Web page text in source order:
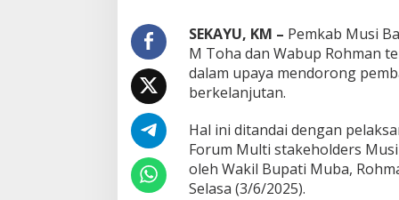
a
t
K
o
l
b
o
r
a
s
SEKAYU, KM – Pemkab Musi
M Toha dan Wabup Rohman
dalam upaya mendorong
berkelanjutan.
Hal ini ditandai dengan
Forum Multi stakeholders
oleh Wakil Bupati Muba,
Selasa (3/6/2025).
Susno Duaji Serukan IKJB Dukung
Heri Amalindo, Nyalon Gubernur
KPU